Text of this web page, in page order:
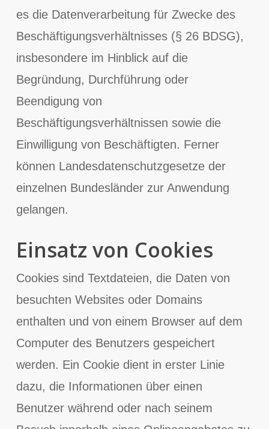
es die Datenverarbeitung für Zwecke des
Beschäftigungsverhältnisses (§ 26 BDSG),
insbesondere im Hinblick auf die
Begründung, Durchführung oder
Beendigung von
Beschäftigungsverhältnissen sowie die
Einwilligung von Beschäftigten. Ferner
können Landesdatenschutzgesetze der
einzelnen Bundesländer zur Anwendung
gelangen.
Einsatz von Cookies
Cookies sind Textdateien, die Daten von
besuchten Websites oder Domains
enthalten und von einem Browser auf dem
Computer des Benutzers gespeichert
werden. Ein Cookie dient in erster Linie
dazu, die Informationen über einen
Benutzer während oder nach seinem